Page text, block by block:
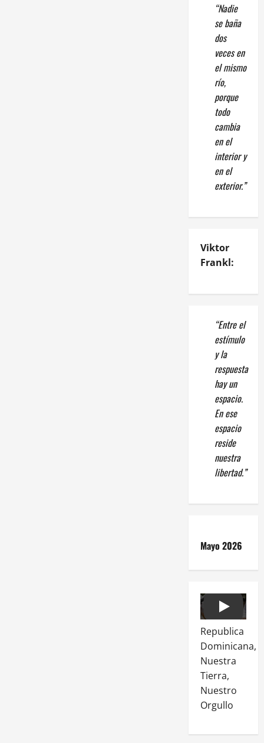
“Nadie
se baña
dos
veces en
el mismo
río,
porque
todo
cambia
en el
interior y
en el
exterior.”
Viktor
Frankl:
“Entre el
estímulo
y la
respuesta
hay un
espacio.
En ese
espacio
reside
nuestra
libertad.”
Mayo 2026
Play
Republica
Dominicana,
Nuestra
Tierra,
Nuestro
Orgullo